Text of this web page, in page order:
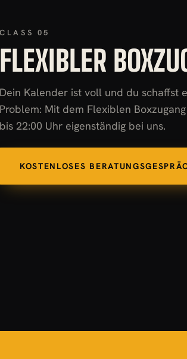
CLASS 05
FLEXIBLER
Dein Kalender ist voll und du schaffst
Problem: Mit dem Flexiblen
bis 22:00 Uhr eigenständig bei uns.
KOSTENLOSES